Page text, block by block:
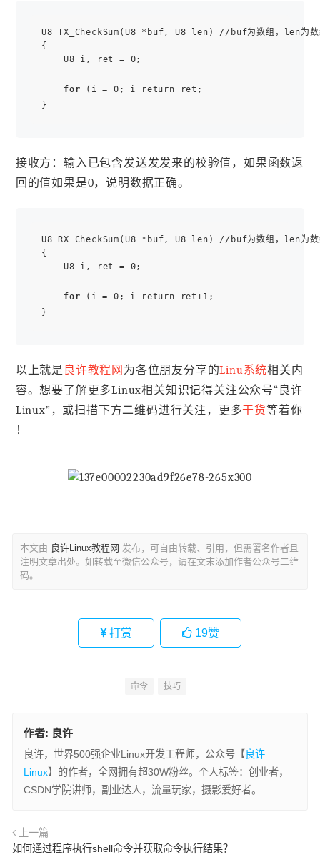
U8 TX_CheckSum(U8 *buf, U8 len) //buf为数组，len为数
{
U8 i, ret = 0;
for (i = 0; i return ret;
接收方：输入已包含发送发发来的校验值，如果函数返
回的值如果是0，说明数据正确。
U8 RX_CheckSum(U8 *buf, U8 len) //buf为数组，len为数
{
U8 i, ret = 0;
for (i = 0; i return ret+1;
以上就是 良许教程网 为各位朋友分享的Linu系统相关内
容。想要了解更多Linux相关知识记得关注公众号“良许
Linux”，或扫描下方二维码进行关注，更多干货等着你
！
本文由 良许Linux教程网 发布，可自由转载、引用，但需署名作者且
注明文章出处。如转载至微信公众号，请在文末添加作者公众号二维
码。
打赏 19赞
命令 技巧
作者: 良许
良许，世界500强企业Linux开发工程师，公众号【 良许
Linux】的作者，全网拥有超30W粉丝。个人标签：创业者，
CSDN学院讲师，副业达人，流量玩家，摄影爱好者。
上一篇
如何通过程序执行shell命令并获取命令执行结果？